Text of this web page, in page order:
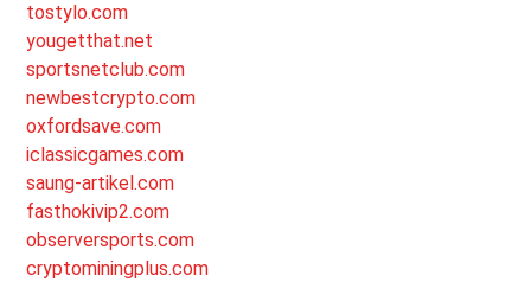
tostylo.com
yougetthat.net
sportsnetclub.com
newbestcrypto.com
oxfordsave.com
iclassicgames.com
saung-artikel.com
fasthokivip2.com
observersports.com
cryptominingplus.com